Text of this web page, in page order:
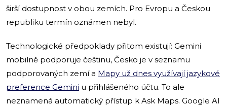
širší dostupnost v obou zemích. Pro Evropu a Českou
republiku termín oznámen nebyl.
Technologické předpoklady přitom existují: Gemini
mobilně podporuje češtinu, Česko je v seznamu
podporovaných zemí a Mapy už dnes využívají jazykové
preference Gemini u přihlášeného účtu. To ale
neznamená automatický přístup k Ask Maps. Google AI